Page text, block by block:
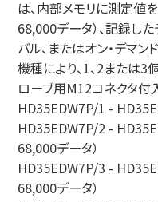
は、内部メモリに測定値
68,000データ）、記録し
バル、またはオン・デマン
機種により、1、2また
ローブ用M12コネクタ付
HD35EDW7P/1 -
HD35EDW7P/2 -
68,000データ）
HD35EDW7P/3 -
68,000データ）